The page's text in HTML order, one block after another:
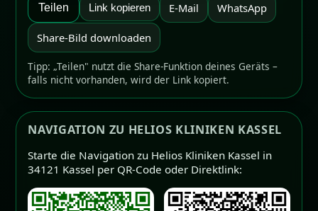
Teilen Link kopieren E-Mail WhatsApp
Share-Bild downloaden
Tipp: „Teilen" nutzt die Share-Funktion deines Geräts –
falls nicht vorhanden, wird der Link kopiert.
NAVIGATION ZU HELIOS KLINIKEN KASSEL
Starte die Navigation zu Helios Kliniken Kassel in
34121 Kassel per QR-Code oder Direktlink: